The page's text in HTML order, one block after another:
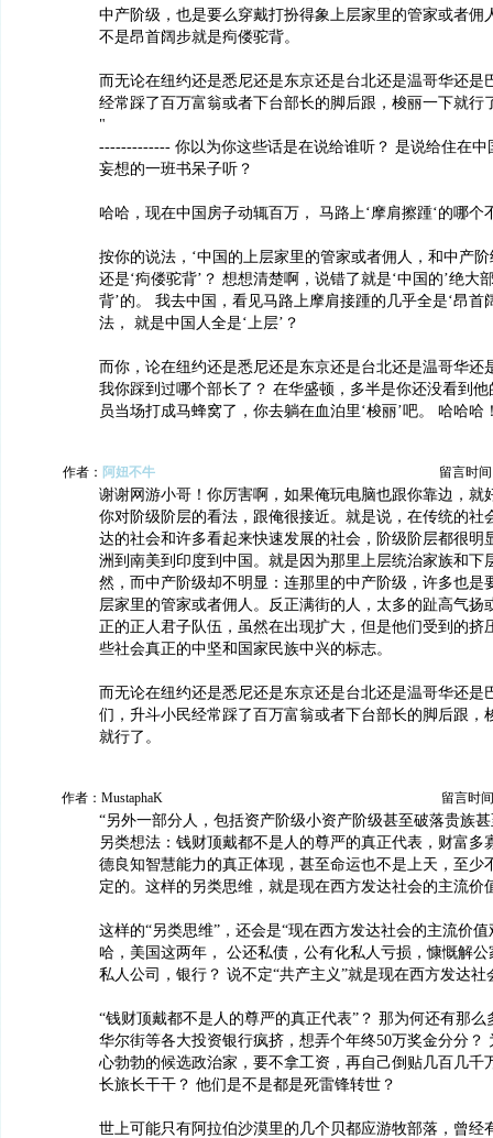
中产阶级，也是要么穿戴打扮得象上层家里的管家或者佣
不是昂首阔步就是痀偻驼背。
而无论在纽约还是悉尼还是东京还是台北还是温哥华还是
经常踩了百万富翁或者下台部长的脚后跟，梭丽一下就行
"
------------- 你以为你这些话是在说给谁听？ 是说给住在中
妄想的一班书呆子听？
哈哈，现在中国房子动辄百万， 马路上‘摩肩擦踵‘的哪个
按你的说法，‘中国的上层家里的管家或者佣人，和中产阶
还是‘痀偻驼背’？ 想想清楚啊，说错了就是‘中国的’绝大
背’的。 我去中国，看见马路上摩肩接踵的几乎全是‘昂首
法， 就是中国人全是‘上层’？
而你，论在纽约还是悉尼还是东京还是台北还是温哥华还
我你踩到过哪个部长了？ 在华盛顿，多半是你还没看到
员当场打成马蜂窝了，你去躺在血泊里‘梭丽’吧。 哈哈哈
作者： 阿妞不牛 留言时间
谢谢网游小哥！你厉害啊，如果俺玩电脑也跟你靠边，就
你对阶级阶层的看法，跟俺很接近。就是说，在传统的社
达的社会和许多看起来快速发展的社会，阶级阶层都很明
洲到南美到印度到中国。就是因为那里上层统治家族和下
然，而中产阶级却不明显：连那里的中产阶级，许多也是
层家里的管家或者佣人。反正满街的人，太多的趾高气扬
正的正人君子队伍，虽然在出现扩大，但是他们受到的挤
些社会真正的中坚和国家民族中兴的标志。
而无论在纽约还是悉尼还是东京还是台北还是温哥华还是
们，升斗小民经常踩了百万富翁或者下台部长的脚后跟，
就行了。
作者：MustaphaK 留言时
“另外一部分人，包括资产阶级小资产阶级甚至破落贵族
另类想法：钱财顶戴都不是人的尊严的真正代表，财富多
德良知智慧能力的真正体现，甚至命运也不是上天，至少
定的。这样的另类思维，就是现在西方发达社会的主流价
这样的“另类思维”，还会是“现在西方发达社会的主流价
哈，美国这两年， 公还私债，公有化私人亏损，慷慨解
私人公司，银行？ 说不定“共产主义”就是现在西方发达社
“钱财顶戴都不是人的尊严的真正代表”？ 那为何还有那
华尔街等各大投资银行疯挤，想弄个年终50万奖金分分？
心勃勃的候选政治家，要不拿工资，再自己倒贴几百几千
长旅长干干？ 他们是不是都是死雷锋转世？
世上可能只有阿拉伯沙漠里的几个贝都应游牧部落，曾经